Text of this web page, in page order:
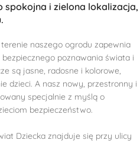
spokojna i zielona lokalizacja,
naszego ogrodu zapewnia
poznawania świata i
są jasne, radosne i kolorowe,
dzieci. A nasz nowy, przestronny i
specjalnie z myślą o
bezpieczeństwo.
Dziecka znajduje się przy ulicy